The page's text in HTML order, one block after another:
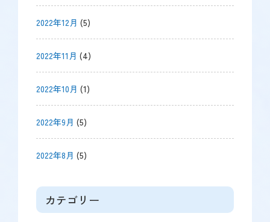
2022年12月 (5)
2022年11月 (4)
2022年10月 (1)
2022年9月 (5)
2022年8月 (5)
カテゴリー